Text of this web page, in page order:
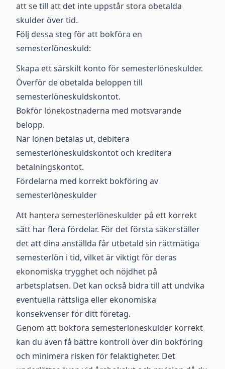
att se till att det inte uppstår stora obetalda
skulder över tid.
Följ dessa steg för att bokföra en
semesterlöneskuld:
Skapa ett särskilt konto för semesterlöneskulder.
Överför de obetalda beloppen till
semesterlöneskuldskontot.
Bokför lönekostnaderna med motsvarande
belopp.
När lönen betalas ut, debitera
semesterlöneskuldskontot och kreditera
betalningskontot.
Fördelarna med korrekt bokföring av
semesterlöneskulder
Att hantera semesterlöneskulder på ett korrekt
sätt har flera fördelar. För det första säkerställer
det att dina anställda får utbetald sin rättmätiga
semesterlön i tid, vilket är viktigt för deras
ekonomiska trygghet och nöjdhet på
arbetsplatsen. Det kan också bidra till att undvika
eventuella rättsliga eller ekonomiska
konsekvenser för ditt företag.
Genom att bokföra semesterlöneskulder korrekt
kan du även få bättre kontroll över din bokföring
och minimera risken för felaktigheter. Det